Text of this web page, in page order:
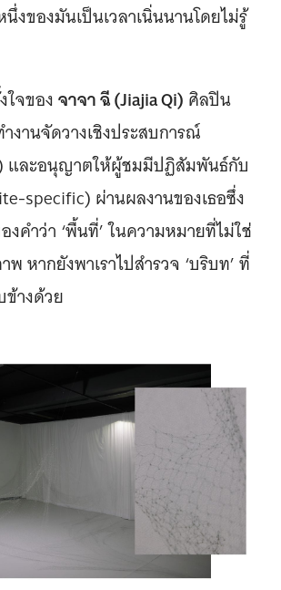
งของมันเป็นเวลาเนิ่นนานโดยไม่รู้
จของจาจา ฉี (Jiajia Qi) ศิลปิน
านจัดวางเชิงประสบการณ์
และอนุญาตให้ผู้ชมมีปฏิสัมพันธ์กับ
specific) ผ่านผลงานของเธอซึ่ง
คำว่า ‘พื้นที่’ ในความหมายที่ไม่ใช่
พ หากยังพาเราไปสำรวจ ‘บริบท’ ที่
างด้วย